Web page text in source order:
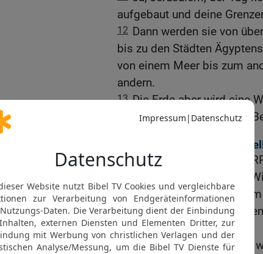
aufgebaut und deine
12 Dann werden sie von
bis zu den Städten
von einem Meer bis zum
andern.
13 Die Erde aber wird eine
schlimmen Taten, die ihre
Gebet um die
14 Sorge für dein Volk,
sind doch dein Eigentum!
kargem Boden, und
Herde, auf die fetten
alten Zeiten!
15 Vollbringe Wundertaten